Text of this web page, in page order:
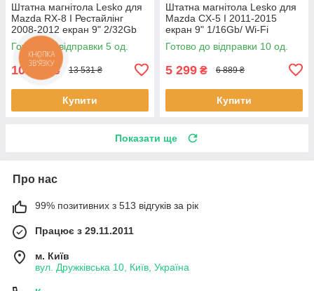
Штатна магнітола Lesko для
Mazda RX-8 I Рестайлінг
2008-2012 екран 9" 2/32Gb
4G Wi-Fi GPS Top 5 шт.
Готово до відправки 5 од.
10 408 ₴ 13 531 ₴
Купити
Штатна магнітола Lesko для
Mazda CX-5 I 2011-2015
екран 9" 1/16Gb/ Wi-Fi
Optima GPS Android Мазда
10 шт.
Готово до відправки 10 од.
5 299 ₴ 6 889 ₴
Купити
Показати ще
Про нас
99% позитивних з 513 відгуків за рік
Працює з 29.11.2011
м. Київ
вул. Дружківська 10, Київ, Україна